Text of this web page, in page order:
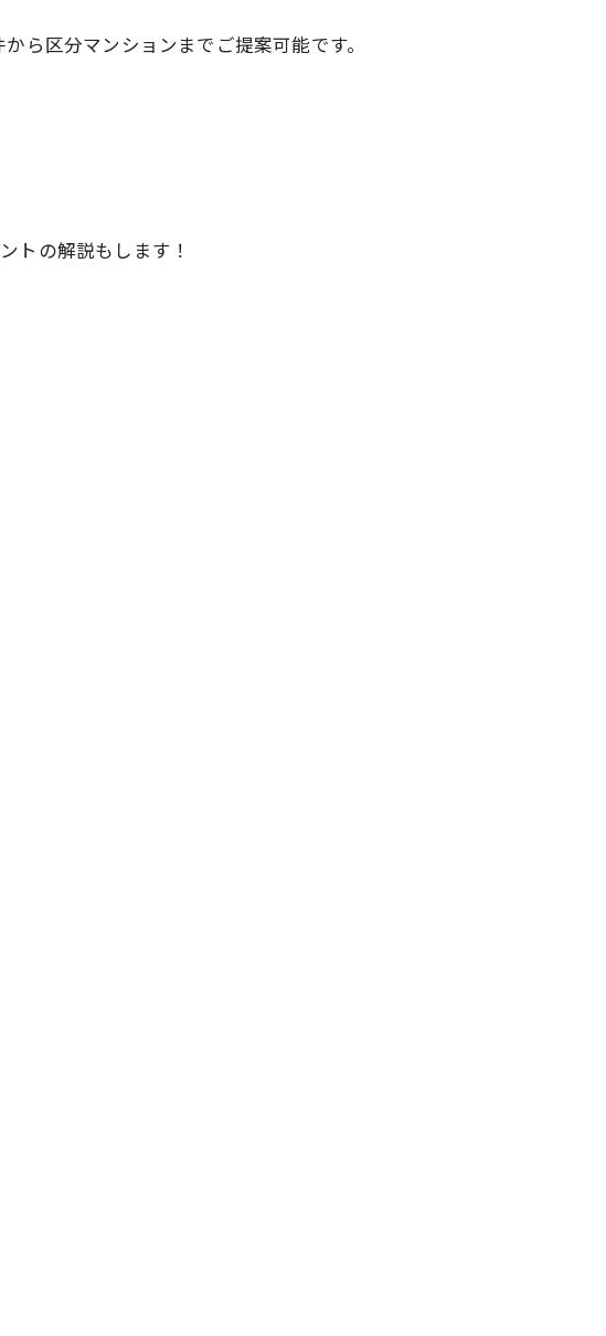
ら区分マンションまでご提案可能です。
トの解説もします！